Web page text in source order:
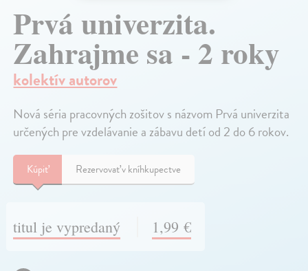
Prvá univerzita.
Zahrajme sa - 2 roky
kolektív autorov
Nová séria pracovných zošitov s názvom Prvá univerzita
určených pre vzdelávanie a zábavu detí od 2 do 6 rokov.
Kúpiť Rezervovať v kníhkupectve
titul je vypredaný 1,99 €